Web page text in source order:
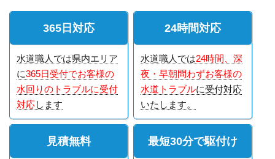
365日対応
水道職人では県内エリア
に365日受付でお客様の
水回りのトラブルに受付
対応します
24時間対応
水道職人では24時間、深
夜・早朝問わずお客様の
水道トラブルに受付対応
いたします。
見積無料 最短30分で駆付け